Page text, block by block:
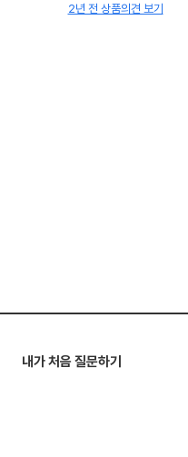
2년 전 상품의견 보기
내가 처음 질문하기